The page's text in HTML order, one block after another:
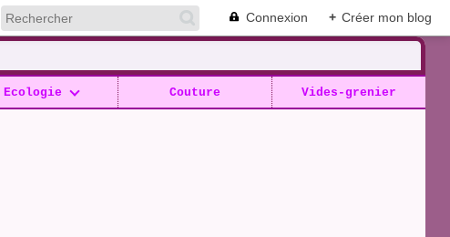
Connexion + Créer mon blog
Ecologie Couture Vides-grenier